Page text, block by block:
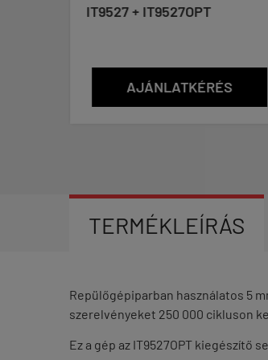
IT9527 + IT9527OPT
AJÁNLATKÉRÉS
TERMÉKLEÍRÁS
Repülőgépiparban használatos 5
szerelvényeket 250 000 cikluson
Ez a gép az IT9527OPT kiegészítő